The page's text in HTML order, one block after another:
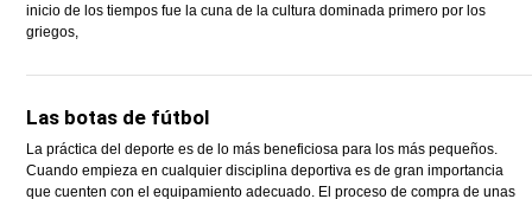
inicio de los tiempos fue la cuna de la cultura dominada primero por los
griegos,
Las botas de fútbol
La práctica del deporte es de lo más beneficiosa para los más pequeños.
Cuando empieza en cualquier disciplina deportiva es de gran importancia
que cuenten con el equipamiento adecuado. El proceso de compra de unas